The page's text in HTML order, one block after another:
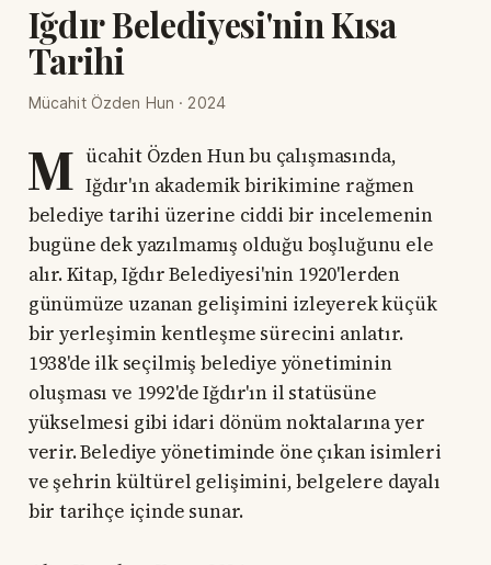
Iğdır Belediyesi'nin Kısa
Tarihi
Mücahit Özden Hun · 2024
M ücahit Özden Hun bu çalışmasında,
Iğdır'ın akademik birikimine rağmen
belediye tarihi üzerine ciddi bir incelemenin
bugüne dek yazılmamış olduğu boşluğunu ele
alır. Kitap, Iğdır Belediyesi'nin 1920'lerden
günümüze uzanan gelişimini izleyerek küçük
bir yerleşimin kentleşme sürecini anlatır.
1938'de ilk seçilmiş belediye yönetiminin
oluşması ve 1992'de Iğdır'ın il statüsüne
yükselmesi gibi idari dönüm noktalarına yer
verir. Belediye yönetiminde öne çıkan isimleri
ve şehrin kültürel gelişimini, belgelere dayalı
bir tarihçe içinde sunar.